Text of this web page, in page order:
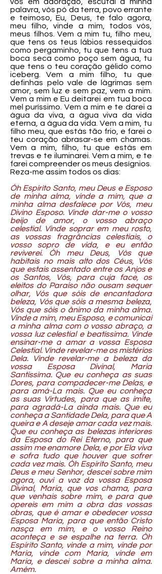
palavra, vós pó da terra, povo errante
e teimoso, Eu, Deus, te falo agora,
meu filho, vinde a mim, todos vós,
meus filhos. Vem a mim tu, filho meu,
que tens os teus lábios ressequidos
como pergaminho, tu que tens a tua
boca seca como poço sem água, tu
que tens o teu coração gélido como
iceberg. Vem a mim filho, tu que
definhas pelo vale de lágrimas sem
amor, sem luz e sem paz, vem a mim.
Vem a mim e Eu deitarei em tua boca
mel puríssimo. Vem a mim e te darei a
água da viva, a água viva da vida
eterna, a água da vida. Vem a mim, tu
filho meu, que estás tão frio, e farei o
teu coração abrasar-se em chamas.
Vem a mim, filho, tu que estás em
trevas e te iluminarei. Vem a mim, e te
farei compreender os meus desígnios.
Reza-me assim todos os dias:
Óh Espírito Santo, meu Deus e Esposo
de minha alma, vinde a mim, que a
minha alma desfalece por Vós, meu
Divino Esposo. Vinde dar-me o vosso
beijo de amor, o vosso abraço
celestial. Vinde soprar em meu rosto,
as vossas fragrâncias celestiais, o
vosso sopro de vida, e eu então
reviverei. Óh meu Deus, Vós que
habitais no mais alto dos Céus, Vós
que estais assentado entre os Anjos e
os Santos, Vós, para cuja face, os
eleitos do Paraíso não ousam sequer
olhar, Vós que sóis de encantadora
beleza, Vós que sóis a mesma beleza,
Vós que sóis o ânimo da minha alma.
Vinde a mim, meu Esposo, e comunicai
a minha alma com o vosso abraço, a
vossa luz celestial e beatíssima. Vinde
ensinar-me a amar a vossa Esposa
Celestial. Vinde revelar-me os mistérios
Dela. Vinde revelar-me a beleza da
vossa Esposa Divinal, Maria
Santíssima. Que eu conheça as suas
Dores, para compadecer-me Delas, e
para amá-La mais. Que eu conheça
as suas Virtudes, para que as imite,
para agradá-La ainda mais. Que eu
conheça a Santidade Dela, para que A
queira e A deseje amar cada vez mais.
Que eu conheça as belezas interiores
da Esposa do Rei Eterno, para que
assim me enamore Dela, e por Ela viva
e sofra tudo que houver que sofrer
cada vez mais. Óh Espírito Santo, meu
Deus e meu Senhor, descei sobre mim
agora, ouvi a voz da vossa Esposa
Divinal, Maria, que vos chama, para
que venhais sobre mim, e para que
opereis em mim a obra das vossas
obras, que é amar e obedecer vossa
Esposa Maria, para que então Cristo
nasça em mim, e o vosso Reino
aconteça e se espalhe na terra. Óh
Espírito Santo, vinde a mim, vinde por
Maria, vinde com Maria, vinde em
Maria, e descei sobre a minha alma.
Amém.